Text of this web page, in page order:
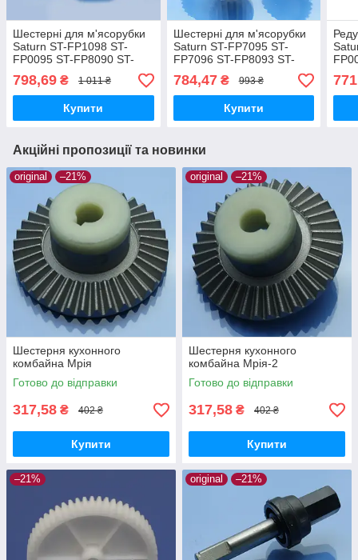
Шестерні для м'ясорубки
Saturn ST-FP1098 ST-
FP0095 ST-FP8090 ST-
FP8092 повний комплект
3шт
798,69 ₴ 1 011 ₴
Купити
Шестерні для м'ясорубки
Saturn ST-FP7095 ST-
FP7096 ST-FP8093 ST-
FP7092 повний комплект
оригінал харчовий пластик
784,47₴ 993 ₴
Купити
Акційні пропозиції та новинки
original –21%
Шестерня кухонного
комбайна Мрія
Готово до відправки
317,58 ₴ 402 ₴
Купити
original –21%
Шестерня кухонного
комбайна Мрія-2
Готово до відправки
317,58 ₴ 402 ₴
Купити
–21% original –21%